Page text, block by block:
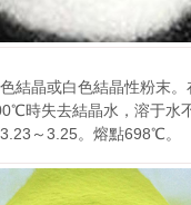
結晶或白色結晶性粉末。
時失去結晶水，溶于水
～3.25。熔點698℃。